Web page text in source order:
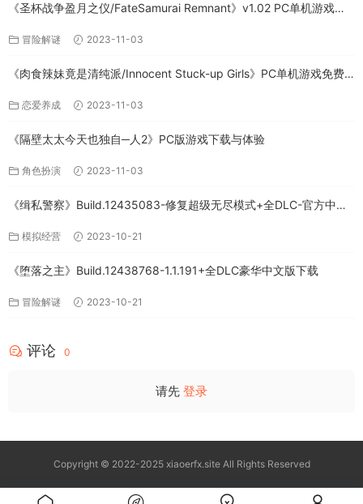
《圣杯战争盈月之仪/FateSamurai Remnant》v1.02 PC单机游戏下
冒险解谜 2023-11-03
《肉食辣妹竟是清纯派/Innocent Stuck-up Girls》PC单机游戏免费
恋爱养成 2023-11-03
《隔壁太太今天也独自─人2》PC版游戏下载与体验
角色扮演 2023-11-03
《缉私警察》Build.12435083-修复超级无尽模式+全DLC-官方中文-
模拟经营 2023-10-21
《堕落之主》Build.12438768-1.1.191+全DLC豪华中文版下载
冒险解谜 2023-10-21
评论 0
请先 登录
Copyright © 2022-2025 xiaoerfx.site All Rights Reserved